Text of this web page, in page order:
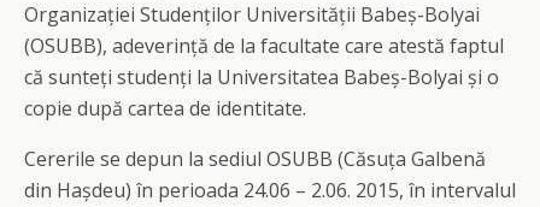
Organizației Studenților Universității Babeș-Bolyai
(OSUBB), adeverință de la facultate care atestă faptul
că sunteți studenți la Universitatea Babeș-Bolyai și o
copie după cartea de identitate.
Cererile se depun la sediul OSUBB (Căsuța Galbenă
din Hașdeu) în perioada 24.06 – 2.06. 2015, în intervalul